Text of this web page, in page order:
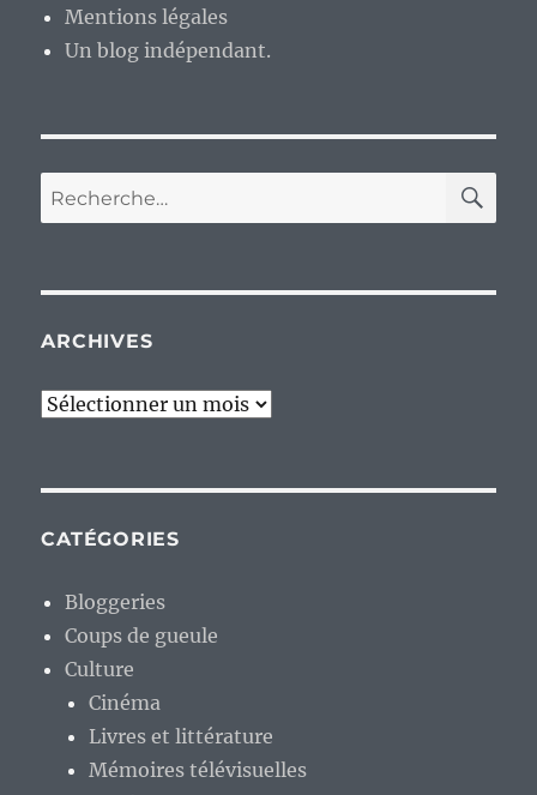
Mentions légales
Un blog indépendant.
Recherche
pour :
ARCHIVES
Archives
CATÉGORIES
Bloggeries
Coups de gueule
Culture
Cinéma
Livres et littérature
Mémoires télévisuelles